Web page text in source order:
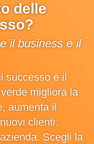
delle
il business e il
successo è il
migliora la
aumenta il
clienti.
Scegli la